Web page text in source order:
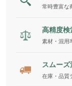
常時豊富な
高精度検
素材・混用
スムーズ
在庫・品質